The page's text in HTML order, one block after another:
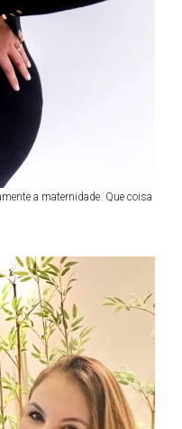
a maternidade. Que coisa